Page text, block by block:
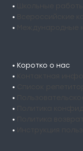
•
•
•
• Коротко о нас
•
•
•
•
•
•